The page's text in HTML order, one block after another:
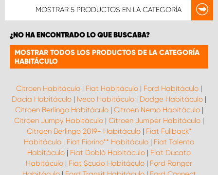
MOSTRAR 5 PRODUCTOS EN LA CATEGORÍA
¿NO HA ENCONTRADO LO QUE BUSCABA?
MOSTRAR TODOS LOS PRODUCTOS DE LA CATEGORÍA
HABITÁCULO
Citroen Habitáculo | Fiat Habitáculo | Ford Habitáculo |
Dacia Habitáculo | Iveco Habitáculo | Dodge Habitáculo |
Citroen Berlingo Habitáculo| Citroen Nemo Habitáculo|
Citroen Jumpy Habitáculo | Citroen Jumper Habitáculo |
Citroen Berlingo 2019- Habitáculo| Fiat Fullback*
Habitáculo | Fiat Fiorino** Habitáculo | Fiat Talento
Habitáculo | Fiat Doblò Habitáculo | Fiat Ducato
Habitáculo | Fiat Scudo Habitáculo | Ford Ranger